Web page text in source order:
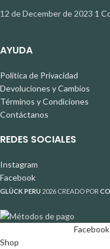
12 de December de 2023 1
AYUDA
Política de Privacidad
Devoluciones y Cambios
Términos y Condiciones
Contáctanos
REDES SOCIALES
Instagram
Facebook
GLÜCK PERU 2026 CREADO POR
Facebook
Shop